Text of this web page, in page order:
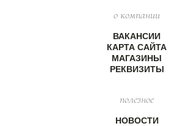
о компании
ВАКАНСИИ
КАРТА САЙТА
МАГАЗИНЫ
РЕКВИЗИТЫ
полезное
НОВОСТИ